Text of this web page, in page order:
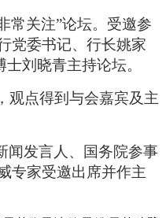
常关注”论坛。受邀参
党委书记、行长姚家
刘晓青主持论坛。
观点得到与会嘉宾及主
闻发言人、国务院参事
专家受邀出席并作主